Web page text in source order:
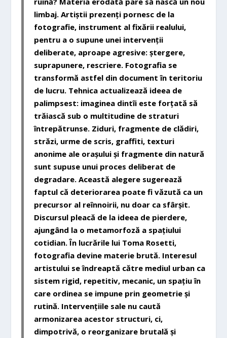
limbaj. Artiștii prezenți pornesc de la
fotografie, instrument al fixării realului,
pentru a o supune unei intervenții
deliberate, aproape agresive: ștergere,
suprapunere, rescriere. Fotografia se
transformă astfel din document în teritoriu
de lucru. Tehnica actualizează ideea de
palimpsest: imaginea dintîi este forțată să
trăiască sub o multitudine de straturi
întrepătrunse. Ziduri, fragmente de clădiri,
străzi, urme de scris, graffiti, texturi
anonime ale orașului și fragmente din natură
sunt supuse unui proces deliberat de
degradare. Această alegere sugerează
faptul că deteriorarea poate fi văzută ca un
precursor al reînnoirii, nu doar ca sfârșit.
Discursul pleacă de la ideea de pierdere,
ajungând la o metamorfoză a spațiului
cotidian. În lucrările lui Toma Rosetti,
fotografia devine materie brută. Interesul
artistului se îndreaptă către mediul urban ca
sistem rigid, repetitiv, mecanic, un spațiu în
care ordinea se impune prin geometrie și
rutină. Intervențiile sale nu caută
armonizarea acestor structuri, ci,
dimpotrivă, o reorganizare brutală și